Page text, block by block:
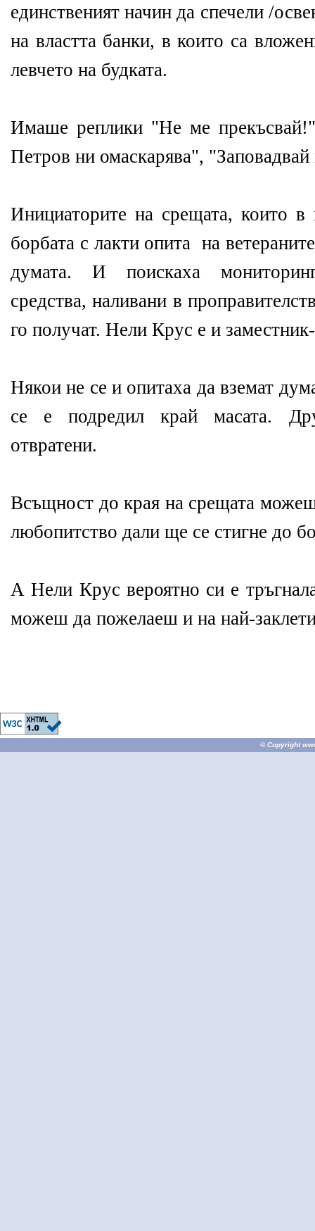
единственият начин да спечели /
на властта банки, в които са
левчето на будката.
Имаше реплики "Не ме
Петров ни омаскарява",
Инициаторите на срещата, които в
борбата с лакти опита на
думата. И поискаха
средства, наливани в
го получат. Нели Крус е и
Някои не се и опитаха да вземат
се е подредил край масата.
отвратени.
Всъщност до края на срещата
любопитство дали ще се стигне до
А Нели Крус вероятно си е
можеш да пожелаеш и на най-
© Copyright